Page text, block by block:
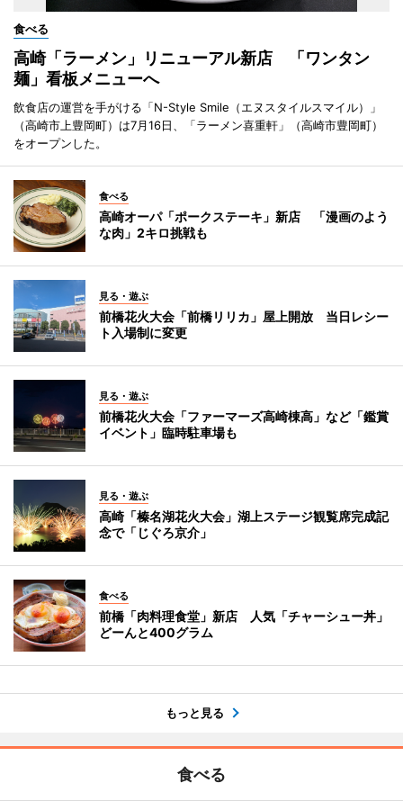
食べる
高崎「ラーメン」リニューアル新店 「ワンタン
麺」看板メニューへ
飲食店の運営を手がける「N-Style Smile（エヌスタイルスマイル）」
（高崎市上豊岡町）は7月16日、「ラーメン喜重軒」（高崎市豊岡町）
をオープンした。
食べる
高崎オーパ「ポークステーキ」新店 「漫画のよう
な肉」2キロ挑戦も
見る・遊ぶ
前橋花火大会「前橋リリカ」屋上開放 当日レシー
ト入場制に変更
見る・遊ぶ
前橋花火大会「ファーマーズ高崎棟高」など「鑑賞
イベント」臨時駐車場も
見る・遊ぶ
高崎「榛名湖花火大会」湖上ステージ観覧席完成記
念で「じぐろ京介」
食べる
前橋「肉料理食堂」新店 人気「チャーシュー丼」
どーんと400グラム
もっと見る
食べる